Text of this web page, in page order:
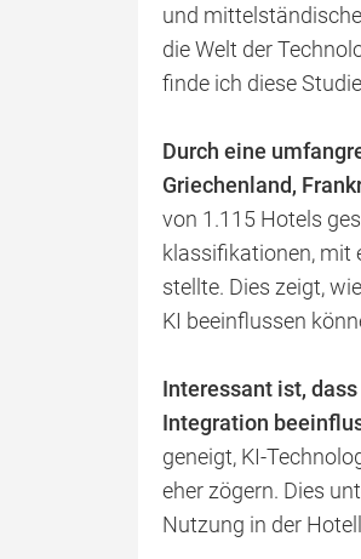
und
die Welt der
finde ich diese
Durch eine
Griechenland,
von 1.115 Hotels
klassifikationen, mit
stellte. Dies zeigt,
KI beeinflussen
Interessant ist,
Integration
geneigt, KI-
eher zögern. Dies
Nutzung in der